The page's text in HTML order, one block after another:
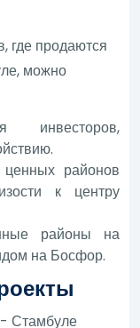
где продаются
можно
инвесторов,
районов
к центру
районы на
на Босфор.
Стамбуле